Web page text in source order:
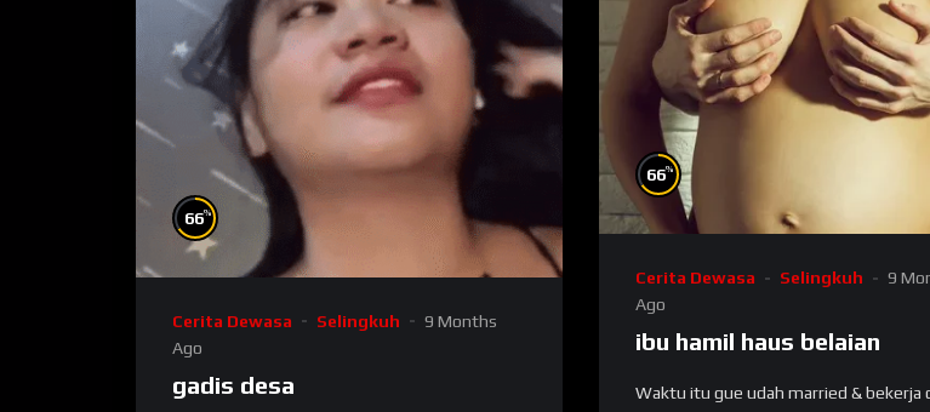
66%
Cerita Dewasa Selingkuh
9 Months
Ago
gadis desa
66%
Cerita Dewasa Selingkuh
9
Ago
ibu hamil haus belaian
Waktu itu gue udah married & bekerja